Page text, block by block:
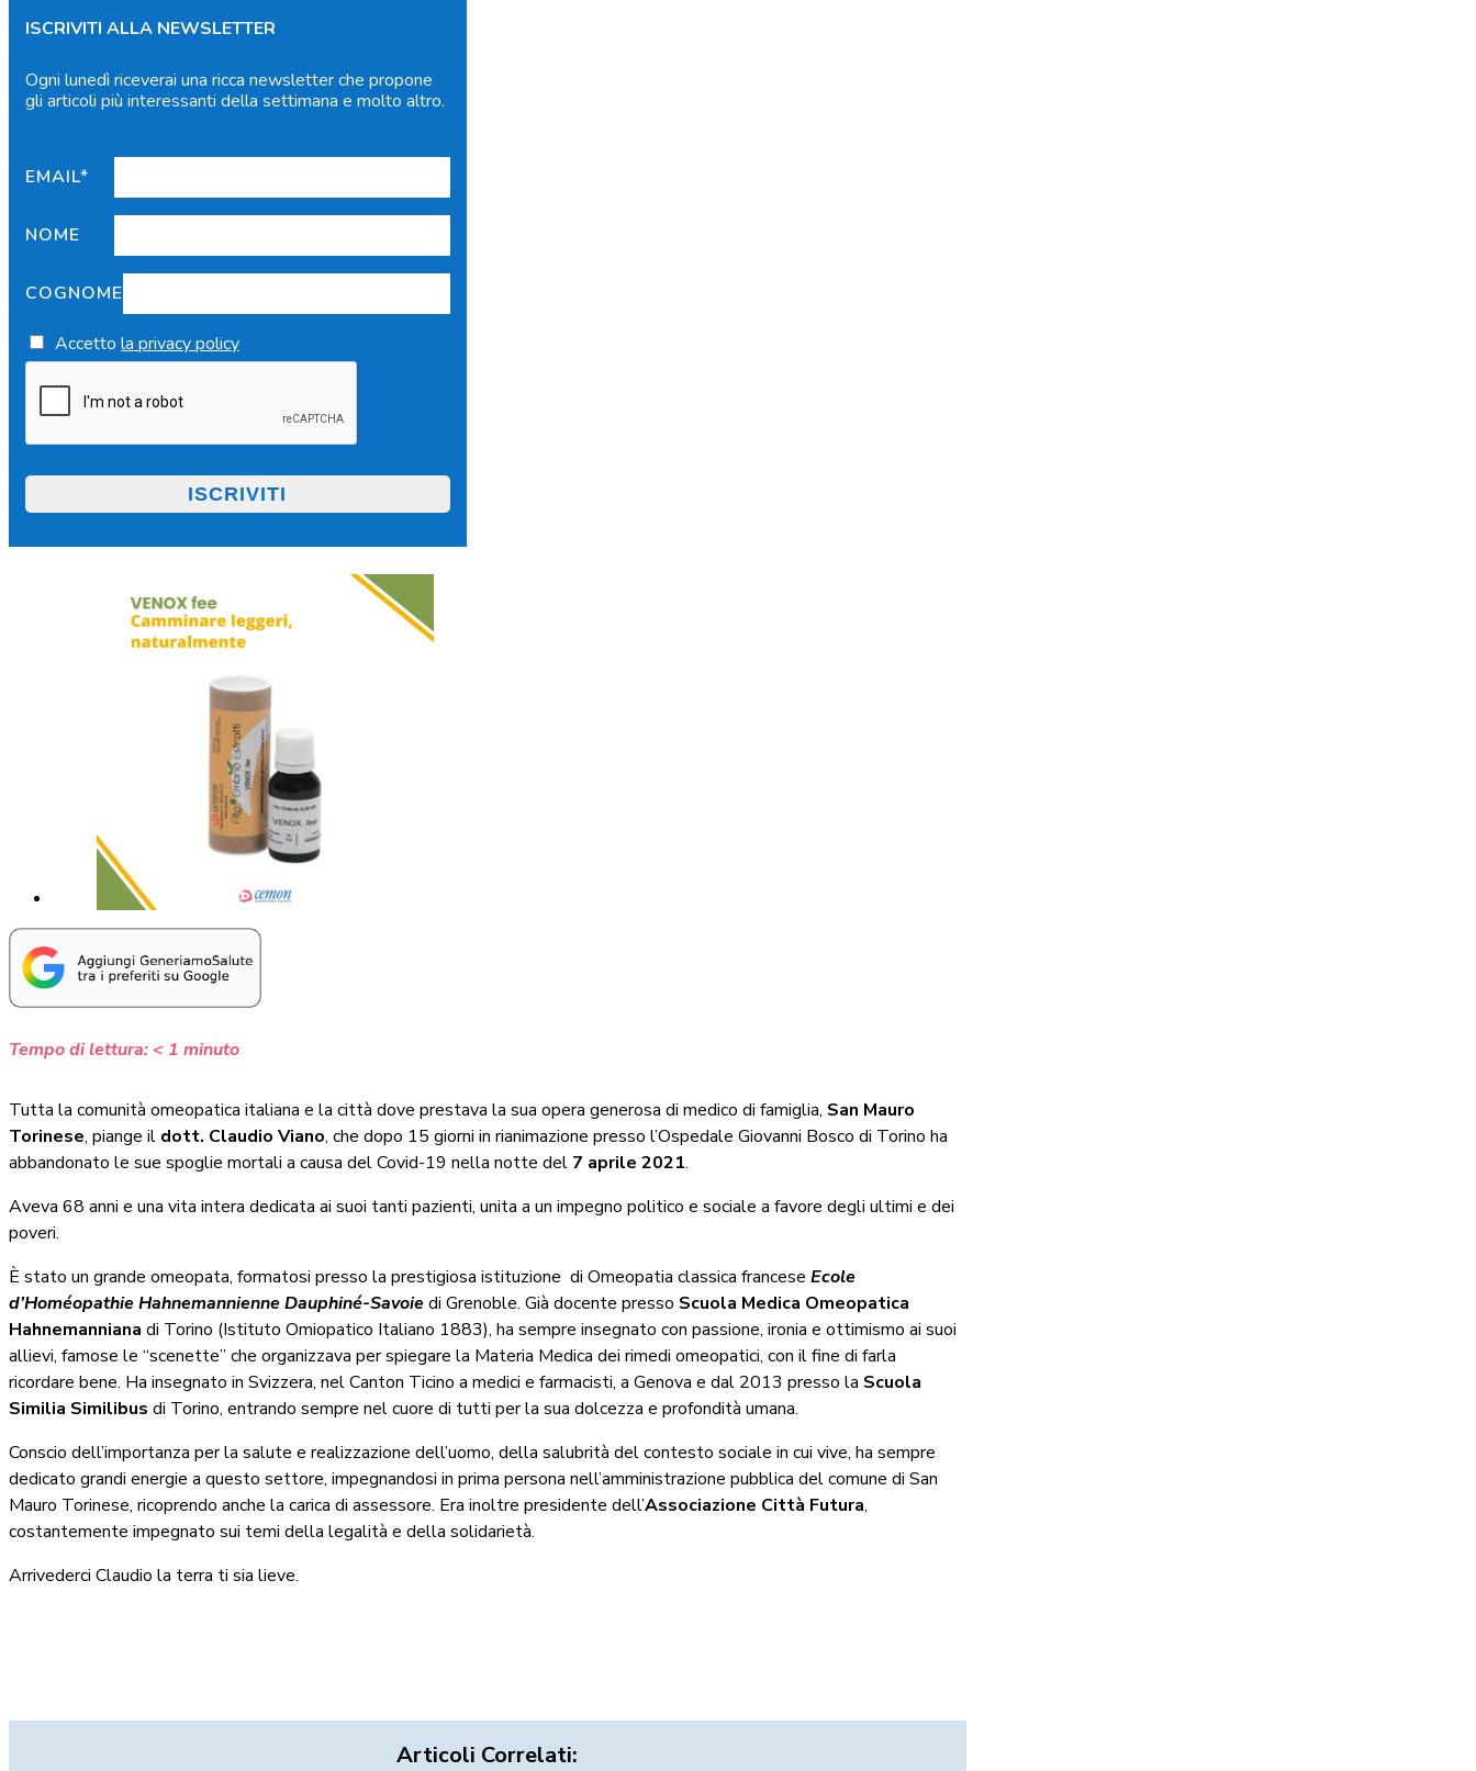
ISCRIVITI ALLA NEWSLETTER
Ogni lunedì riceverai una ricca newsletter che propone
gli articoli più interessanti della settimana e molto altro.
EMAIL*
NOME
COGNOME
Accetto la privacy policy
Tempo di lettura: < 1 minuto
Tutta la comunità omeopatica italiana e la città dove prestava la sua opera generosa di medico di famiglia, San Mauro
Torinese, piange il dott. Claudio Viano, che dopo 15 giorni in rianimazione presso l’Ospedale Giovanni Bosco di Torino ha
abbandonato le sue spoglie mortali a causa del Covid-19 nella notte del 7 aprile 2021.
Aveva 68 anni e una vita intera dedicata ai suoi tanti pazienti, unita a un impegno politico e sociale a favore degli ultimi e dei
poveri.
È stato un grande omeopata, formatosi presso la prestigiosa istituzione di Omeopatia classica francese Ecole
d’Homéopathie Hahnemannienne Dauphiné-Savoiedi Grenoble. Già docente presso Scuola Medica Omeopatica
Hahnemanniana di Torino (Istituto Omiopatico Italiano 1883), ha sempre insegnato con passione, ironia e ottimismo ai suoi
allievi, famose le “scenette” che organizzava per spiegare la Materia Medica dei rimedi omeopatici, con il fine di farla
ricordare bene. Ha insegnato in Svizzera, nel Canton Ticino a medici e farmacisti, a Genova e dal 2013 presso la Scuola
Similia Similibus di Torino, entrando sempre nel cuore di tutti per la sua dolcezza e profondità umana.
Conscio dell’importanza per la salute e realizzazione dell’uomo, della salubrità del contesto sociale in cui vive, ha sempre
dedicato grandi energie a questo settore, impegnandosi in prima persona nell’amministrazione pubblica del comune di San
Mauro Torinese, ricoprendo anche la carica di assessore. Era inoltre presidente dell’Associazione Città Futura,
costantemente impegnato sui temi della legalità e della solidarietà.
Arrivederci Claudio la terra ti sia lieve.
Articoli Correlati: